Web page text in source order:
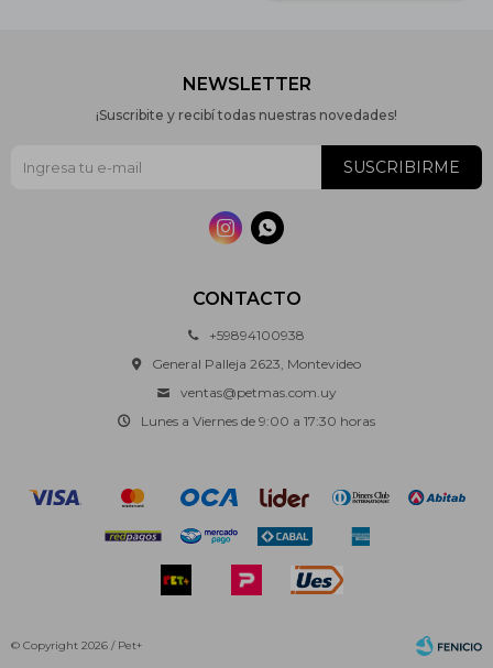
CONTACTO
+59894100938
General Palleja 2623, Montevideo
ventas@petmas.com.uy
Lunes a Viernes de 9:00 a 17:30 horas
NEWSLETTER
¡Suscribite y recibí todas nuestras novedades!
SUSCRIBIRME
 
© Copyright 2026 / Pet+